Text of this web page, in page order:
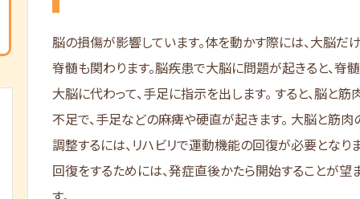
脳の損傷が影響しています。体を動かす際には、大脳だ
脊髄も関わります。脳疾患で大脳に問題が起きると、脊
大脳に代わって、手足に指示を出します。 すると、脳と筋
不足で、手足などの麻痺や硬直が起きます。 大脳と筋肉
調整するには、リハビリで運動機能の回復が必要となり
回復をするためには、発症直後かたら開始することが望